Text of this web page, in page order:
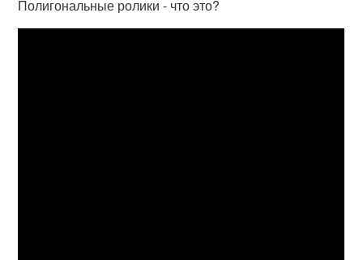
Полигональные ролики - что это?